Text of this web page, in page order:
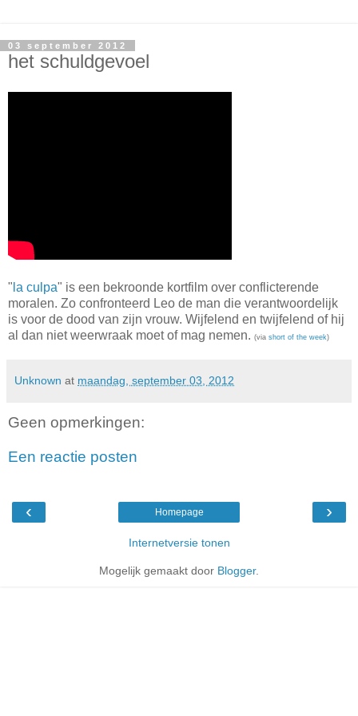
03 september 2012
het schuldgevoel
" la culpa" is een bekroonde kortfilm over conflicterende
moralen. Zo confronteerd Leo de man die verantwoordelijk
is voor de dood van zijn vrouw. Wijfelend en twijfelend of hij
al dan niet weerwraak moet of mag nemen. (via short of the week)
Unknown at maandag, september 03, 2012
Geen opmerkingen:
Een reactie posten
‹ ›
Homepage
Internetversie tonen
Mogelijk gemaakt door Blogger.